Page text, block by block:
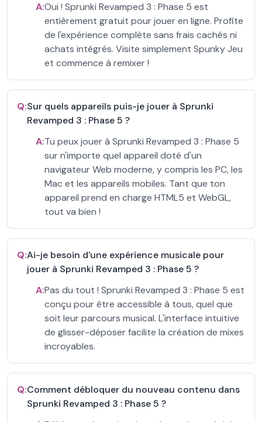
A:Oui ! Sprunki Revamped 3 : Phase 5 est
entièrement gratuit pour jouer en ligne. Profite
de l'expérience complète sans frais cachés ni
achats intégrés. Visite simplement Spunky Jeu
et commence à remixer !
Q:Sur quels appareils puis-je jouer à Sprunki
Revamped 3 : Phase 5 ?
A:Tu peux jouer à Sprunki Revamped 3 : Phase 5
sur n'importe quel appareil doté d'un
navigateur Web moderne, y compris les PC, les
Mac et les appareils mobiles. Tant que ton
appareil prend en charge HTML5 et WebGL,
tout va bien !
Q:Ai-je besoin d'une expérience musicale pour
jouer à Sprunki Revamped 3 : Phase 5 ?
A:Pas du tout ! Sprunki Revamped 3 : Phase 5 est
conçu pour être accessible à tous, quel que
soit leur parcours musical. L'interface intuitive
de glisser-déposer facilite la création de mixes
incroyables.
Q:Comment débloquer du nouveau contenu dans
Sprunki Revamped 3 : Phase 5 ?